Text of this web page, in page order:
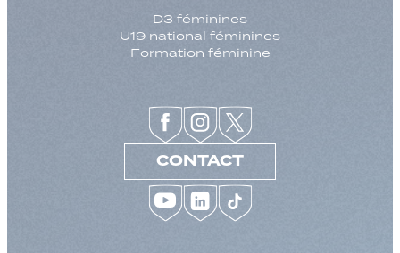
D3 féminines
U19 national féminines
Formation féminine
CONTACT